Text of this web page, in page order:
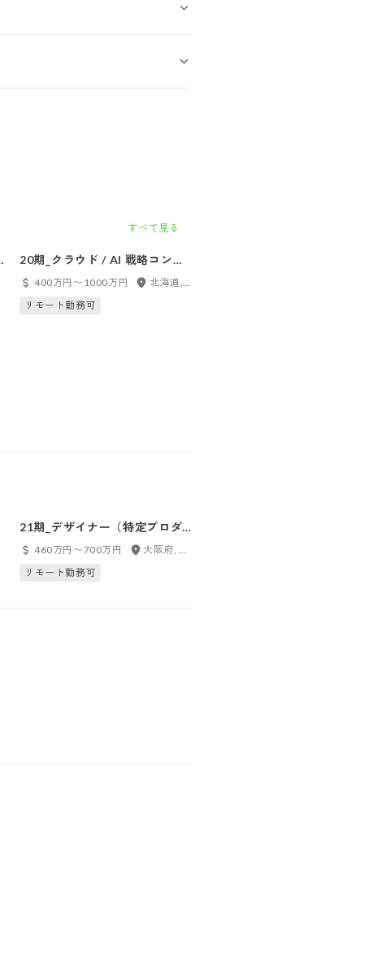
すべて見る
20期_クラウド / AI 戦略コンサ
ルタント【フルリモート可】
400万円〜1000万円
北海道, 東京都, 愛知県, 大阪府, 京都府, 島根県, フルリモート
リモート勤務可
21期_デザイナー（特定プロダ
クト開発案件）
460万円〜700万円
大阪府, 京都府
リモート勤務可